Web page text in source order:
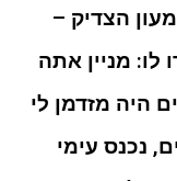
הצדיק –
מניין אתה
היה מזדמן לי
נכנס עימי